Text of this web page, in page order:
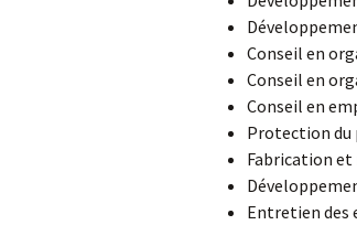
Conseil en
Conseil en
Conseil en
Protection
Fabrication
Entretien des